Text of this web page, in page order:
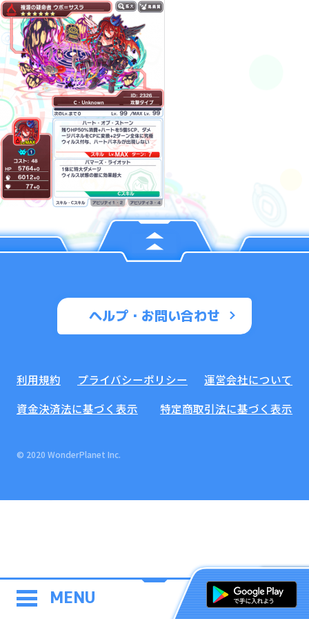
MENU
ヘルプ・お問い合わせ
利用規約 プライバシーポリシー
運営会社について
資金決済法に基づく表示
特定商取引法に基づく表示
© 2020 WonderPlanet Inc.